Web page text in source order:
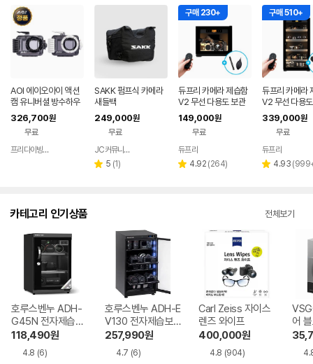
AOI 에이오아이 액션
캠 유니버셜 방수하우
징 [어딥터포함] 수중
촬영 60M 방수케이스
2컬러선택
326,700원
무료
프리다이빙 장비랩
SAKK 펌프식 카메라
새들백
249,000원
무료
JC커뮤니케이션
별 5 리
(1)
구매 230+
듀프리 카메라 제습함
V2 무선 다용도 보관
함 20L
149,000원
무료
듀프리
별 4.92 리
(264)
구매 510+
듀프리 카메라
V2 무선 다용
함 108L
339,000원
무료
듀프리
별 4.93 리
(
카테고리 인기상품 전체보기
호루스벤누 ADH-
G45N 전자제습보
관함
118,490원
4.8 (6)
호루스벤누 ADH-E
V130 전자제습보
관함
257,990원
4.7 (6)
Carl Zeiss 자이스
렌즈 와이프
400,000원
4.8 (904)
어